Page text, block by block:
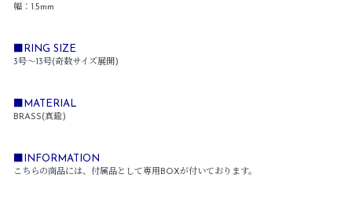
幅：1.5mm
■RING SIZE
3号～13号(奇数サイズ展開)
■MATERIAL
BRASS(真鍮)
■INFORMATION
こちらの商品には、付属品として専用BOXが付いております。